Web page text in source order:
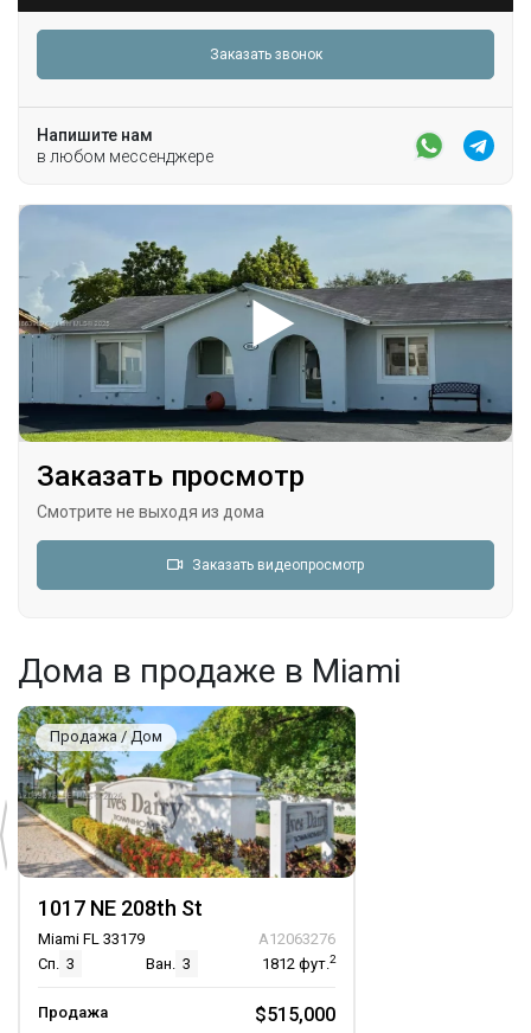
Заказать звонок
Напишите нам
в любом мессенджере
Заказать просмотр
Смотрите не выходя из дома
Заказать видеопросмотр
Дома в продаже в Miami
Продажа / Дом
1017 NE 208th St
Miami FL 33179
A12063276
Сп. 3 Ван. 3 1812 фут.2
Продажа $515,000